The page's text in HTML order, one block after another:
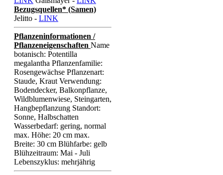
Bezugsquellen* (Samen)
Jelitto - LINK
Pflanzeninformationen /
Pflanzeneigenschaften Name
botanisch: Potentilla
megalantha Pflanzenfamilie:
Rosengewächse Pflanzenart:
Staude, Kraut Verwendung:
Bodendecker, Balkonpflanze,
Wildblumenwiese, Steingarten,
Hangbepflanzung Standort:
Sonne, Halbschatten
Wasserbedarf: gering, normal
max. Höhe: 20 cm max.
Breite: 30 cm Blühfarbe: gelb
Blühzeitraum: Mai - Juli
Lebenszyklus: mehrjährig